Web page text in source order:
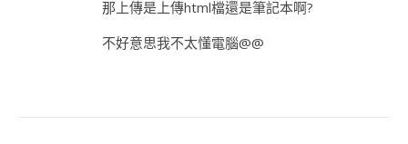
那上傳是上傳html檔還是筆記本啊?
不好意思我不太懂電腦@@